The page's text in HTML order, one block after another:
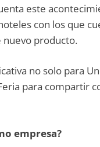
este
con los que
producto.
no solo para
para compartir
empresa?